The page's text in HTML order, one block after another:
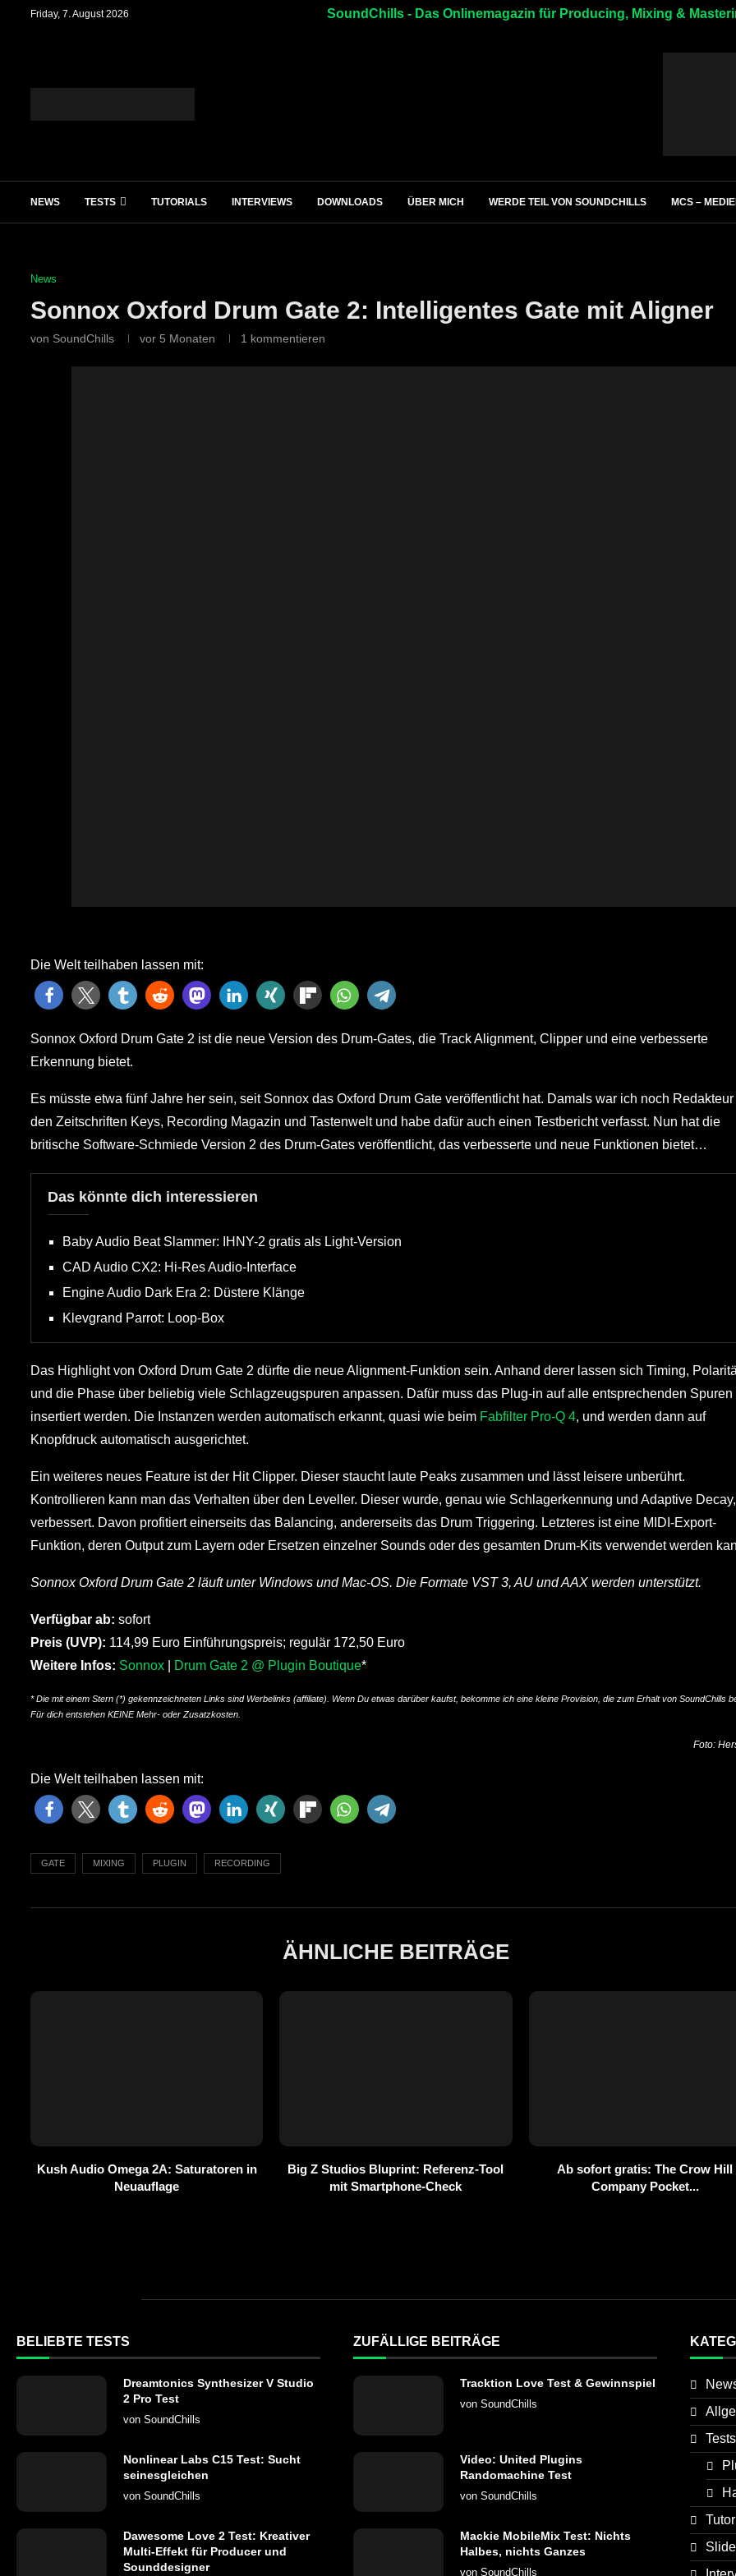
Friday, 7. August 2026 SoundChills - Das Onlinemagazin für Producing, Mixing &
NEWS TESTS TUTORIALS INTERVIEWS DOWNLOADS ÜBER MICH WERDE TEIL VON SOUNDCHILLS MCS –
News
Sonnox Oxford Drum Gate 2: Intelligentes Gate mit Aligner
von SoundChills vor 5 Monaten 1 kommentieren
Die Welt teilhaben lassen mit:
Sonnox Oxford Drum Gate 2 ist die neue Version des Drum-Gates, die Track Alignment, Clipper und eine verbesserte
Erkennung bietet.
Es müsste etwa fünf Jahre her sein, seit Sonnox das Oxford Drum Gate veröffentlicht hat. Damals war ich noch
den Zeitschriften Keys, Recording Magazin und Tastenwelt und habe dafür auch einen Testbericht verfasst. Nun hat die
britische Software-Schmiede Version 2 des Drum-Gates veröffentlicht, das verbesserte und neue Funktionen bietet…
Das könnte dich interessieren
Baby Audio Beat Slammer: IHNY-2 gratis als Light-Version
CAD Audio CX2: Hi-Res Audio-Interface
Engine Audio Dark Era 2: Düstere Klänge
Klevgrand Parrot: Loop-Box
Das Highlight von Oxford Drum Gate 2 dürfte die neue Alignment-Funktion sein. Anhand derer lassen sich Timing,
und die Phase über beliebig viele Schlagzeugspuren anpassen. Dafür muss das Plug-in auf alle entsprechenden Spuren
insertiert werden. Die Instanzen werden automatisch erkannt, quasi wie beim Fabfilter Pro-Q 4, und werden dann auf
Knopfdruck automatisch ausgerichtet.
Ein weiteres neues Feature ist der Hit Clipper. Dieser staucht laute Peaks zusammen und lässt leisere unberührt.
Kontrollieren kann man das Verhalten über den Leveller. Dieser wurde, genau wie Schlagerkennung und Adaptive Decay,
verbessert. Davon profitiert einerseits das Balancing, andererseits das Drum Triggering. Letzteres ist eine MIDI-Export-
Funktion, deren Output zum Layern oder Ersetzen einzelner Sounds oder des gesamten Drum-Kits verwendet werden
Sonnox Oxford Drum Gate 2 läuft unter Windows und Mac-OS. Die Formate VST 3, AU und AAX werden unterstützt.
Verfügbar ab: sofort
Preis (UVP): 114,99 Euro Einführungspreis; regulär 172,50 Euro
Weitere Infos: Sonnox Drum Gate 2 @ Plugin Boutique*
* Die mit einem Stern (*) gekennzeichneten Links sind Werbelinks (affiliate). Wenn Du etwas darüber kaufst, bekomme ich eine kleine Provision, die zum Erhalt von SoundChills
Für dich entstehen KEINE Mehr- oder Zusatzkosten.
Foto:
Die Welt teilhaben lassen mit:
GATE MIXING PLUGIN RECORDING
ÄHNLICHE BEITRÄGE
Kush Audio Omega 2A: Saturatoren in
Neuauflage
Big Z Studios Bluprint: Referenz-Tool
mit Smartphone-Check
Ab sofort gratis: The Crow Hill
Company Pocket...
BELIEBTE TESTS
Dreamtonics Synthesizer V Studio
2 Pro Test
von SoundChills
Nonlinear Labs C15 Test: Sucht
seinesgleichen
von SoundChills
Dawesome Love 2 Test: Kreativer
Multi-Effekt für Producer und
Sounddesigner
ZUFÄLLIGE BEITRÄGE
Tracktion Love Test & Gewinnspiel
von SoundChills
Video: United Plugins
Randomachine Test
von SoundChills
Mackie MobileMix Test: Nichts
Halbes, nichts Ganzes
von SoundChills
Tests